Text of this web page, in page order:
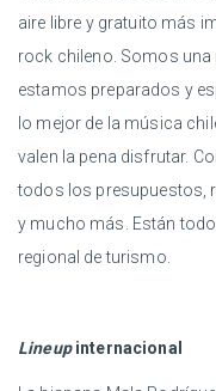
aire libre y gratuito más
rock chileno. Somos una
estamos preparados y
lo mejor de la música
valen la pena disfrutar.
todos los presupuestos,
y mucho más. Están
regional de turismo.
Lineupinternacional